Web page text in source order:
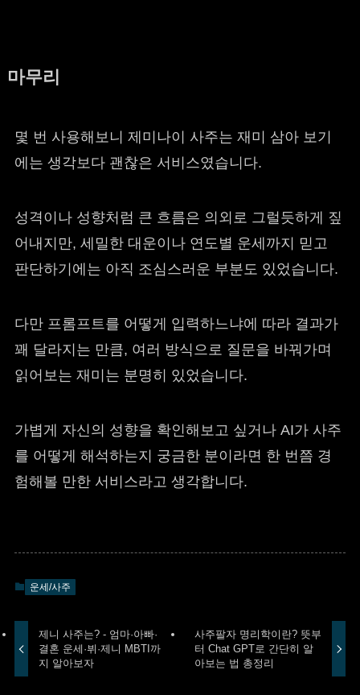
마무리
몇 번 사용해보니 제미나이 사주는 재미 삼아 보기
에는 생각보다 괜찮은 서비스였습니다.
성격이나 성향처럼 큰 흐름은 의외로 그럴듯하게 짚
어내지만, 세밀한 대운이나 연도별 운세까지 믿고
판단하기에는 아직 조심스러운 부분도 있었습니다.
다만 프롬프트를 어떻게 입력하느냐에 따라 결과가
꽤 달라지는 만큼, 여러 방식으로 질문을 바꿔가며
읽어보는 재미는 분명히 있었습니다.
가볍게 자신의 성향을 확인해보고 싶거나 AI가 사주
를 어떻게 해석하는지 궁금한 분이라면 한 번쯤 경
험해볼 만한 서비스라고 생각합니다.
운세/사주
제니 사주는? - 엄마·아빠·
결혼 운세·뷔·제니 MBTI까
지 알아보자
사주팔자 명리학이란? 뜻부
터 Chat GPT로 간단히 알
아보는 법 총정리